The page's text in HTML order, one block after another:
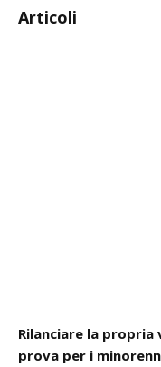
Articoli
Rilanciare la
prova per i